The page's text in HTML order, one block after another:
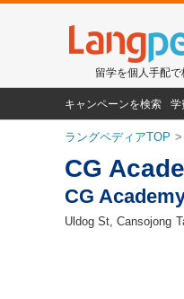
留学を個人手配で
キャンペーンを検索 学
ラングペディアTOP
CG
CG
Uldog St, Cansojong